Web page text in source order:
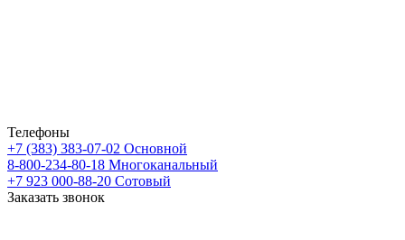
Телефоны
+7 (383) 383-07-02 Основной
8-800-234-80-18 Многоканальный
+7 923 000-88-20 Сотовый
Заказать звонок